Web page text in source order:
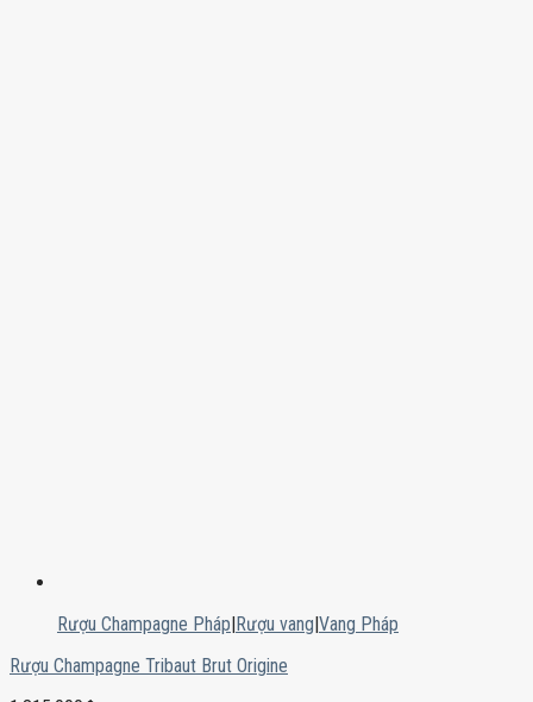
Rượu Champagne Pháp|Rượu vang|Vang Pháp
Rượu Champagne Tribaut Brut Origine